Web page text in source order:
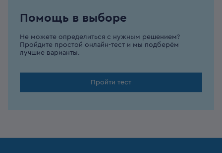
Помощь в выборе
Не можете определиться с нужным решением?
Пройдите простой онлайн-тест и мы подберём
лучшие варианты.
Пройти тест